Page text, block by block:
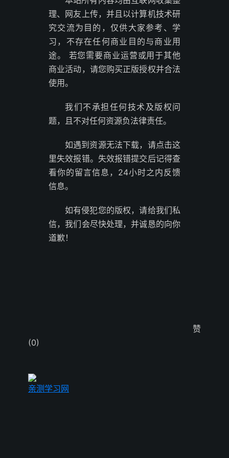
理、网友上传，并且以计算机技术研
究交流为目的，仅供大家参考、学
习，不存在任何商业目的与商业用
途。 若您需要商业运营或用于其他
商业活动，请您购买正版授权并合法
使用。
我们不承担任何技术及版权问
题，且不对任何资源负法律责任。
如遇到资源无法下载，请点击这
里失效报错。失效报错提交后记得查
看你的留言信息，24小时之内反馈
信息。
如有侵犯您的版权，请给我们私
信，我们会尽快处理，并诚恳的向你
道歉！
赞
(0)
亲测学习网